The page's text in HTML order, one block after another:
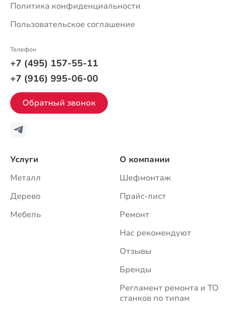
Услуги
Металл
Дерево
Мебель
О компании
Шефмонтаж
Прайс-лист
Ремонт
Нас рекомендуют
Отзывы
Бренды
Регламент ремонта и ТО
станков по типам
Политика конфиденциальности
Пользовательское соглашение
Телефон
+7 (495) 157-55-11
+7 (916) 995-06-00
Обратный звонок